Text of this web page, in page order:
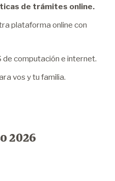
de trámites online.
plataforma online con
de computación e internet.
vos y tu familia.
2026